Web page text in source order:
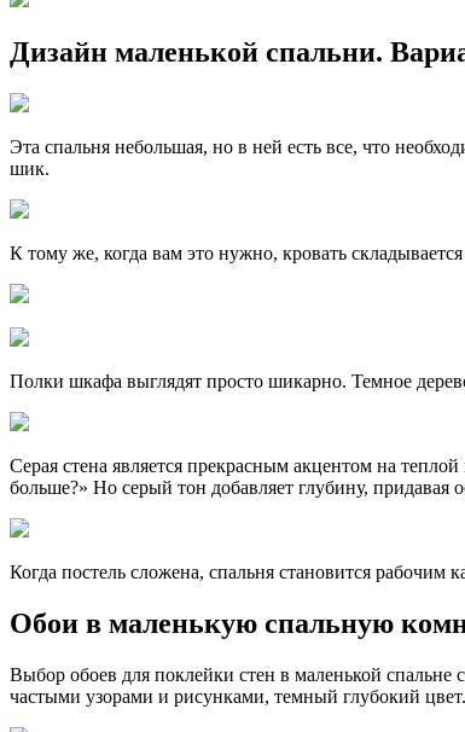
Дизайн маленькой спальни.
Эта спальня небольшая, но в ней есть все, что
шик.
К тому же, когда вам это нужно, кровать
Полки шкафа выглядят просто шикарно. Темное
Серая стена является прекрасным акцентом на
больше?» Но серый тон добавляет глубину, придавая
Когда постель сложена, спальня становится рабочим
Обои в маленькую спальную
Выбор обоев для поклейки стен в маленькой
частыми узорами и рисунками, темный глубокий цвет.